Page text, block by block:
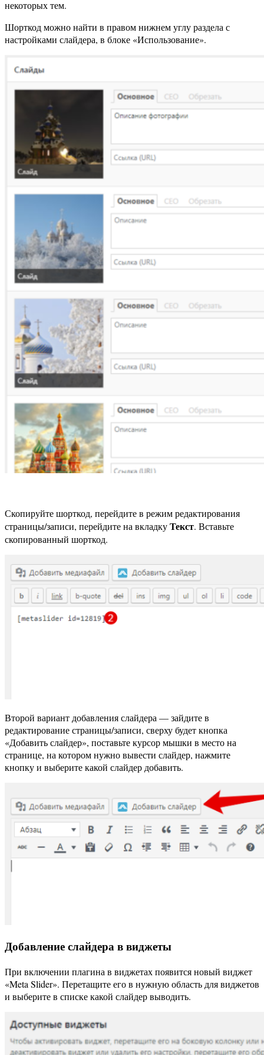
некоторых тем.
Шорткод можно найти в правом нижнем углу раздела с
настройками слайдера, в блоке «Использование».
Скопируйте шорткод, перейдите в режим редактирования
страницы/записи, перейдите на вкладкуТекст. Вставьте
скопированный шорткод.
Второй вариант добавления слайдера — зайдите в
редактирование страницы/записи, сверху будет кнопка
«Добавить слайдер», поставьте курсор мышки в место на
странице, на котором нужно вывести слайдер, нажмите
кнопку и выберите какой слайдер добавить.
Добавление слайдера в виджеты
При включении плагина в виджетах появится новый виджет
«Meta Slider». Перетащите его в нужную область для виджетов
и выберите в списке какой слайдер выводить.